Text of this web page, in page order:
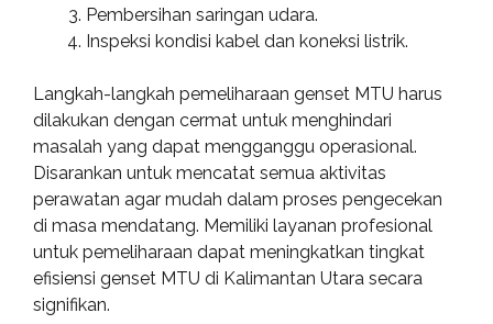
Pembersihan saringan udara.
Inspeksi kondisi kabel dan koneksi listrik.
Langkah-langkah pemeliharaan genset MTU harus
dilakukan dengan cermat untuk menghindari
masalah yang dapat mengganggu operasional.
Disarankan untuk mencatat semua aktivitas
perawatan agar mudah dalam proses pengecekan
di masa mendatang. Memiliki layanan profesional
untuk pemeliharaan dapat meningkatkan tingkat
efisiensi genset MTU di Kalimantan Utara secara
signifikan.